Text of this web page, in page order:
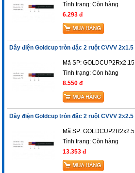
Tình trạng:Còn hàng
6.293 đ
Dây điện Goldcup tròn đặc 2 ruột CVVV 2x1.5
Mã SP: GOLDCUP2Rx2.15
Tình trạng:Còn hàng
8.550 đ
Dây điện Goldcup tròn đặc 2 ruột CVVV 2x2.5
Mã SP: GOLDCUP2R2x2.5
Tình trạng:Còn hàng
13.353 đ